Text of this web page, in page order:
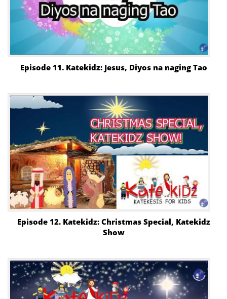
Episode 11. Katekidz: Jesus, Diyos na naging Tao
Episode 12. Katekidz: Christmas Special, Katekidz
Show